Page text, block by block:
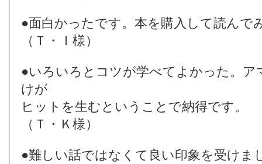
●面白かったです。本を購入して読んで
（Ｔ・Ｉ様）
●いろいろとコツが学べてよかった。ア
けが
ヒットを生むということで納得です。
（Ｔ・Ｋ様）
●難しい話ではなくて良い印象を受けま